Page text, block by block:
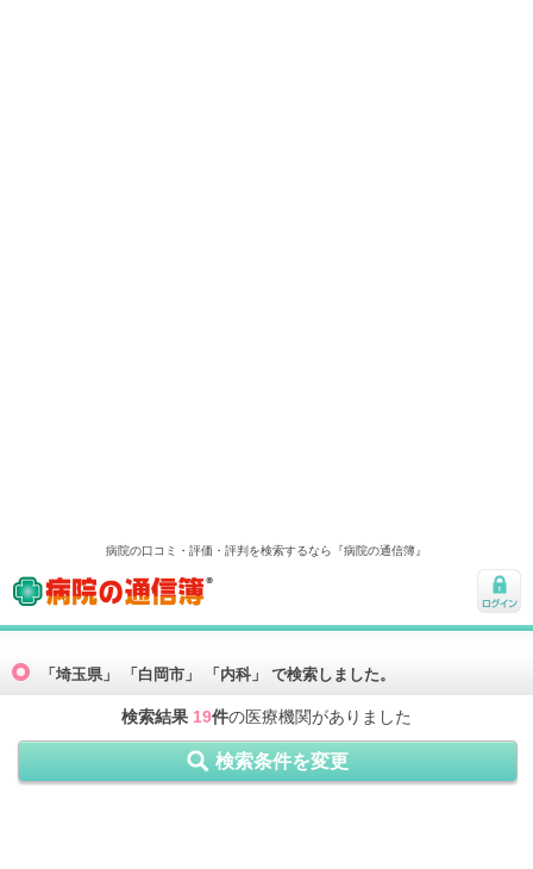
病院の口コミ・評価・評判を検索するなら『病院の通信簿』
病院の通信簿
ログ
「埼玉県」 「白岡市」 「内科」 で検索しました。
検索結果 19件の医療機関がありました
検索条件を変更